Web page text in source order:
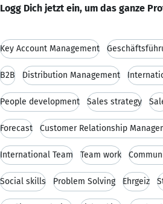
Logg Dich jetzt ein, um das ganze
Key Account Management
B2B Distribution Management
People development Sales strategy
Forecast Customer Relationship
International Team Team work
Social skills Problem Solving Ehrgeiz